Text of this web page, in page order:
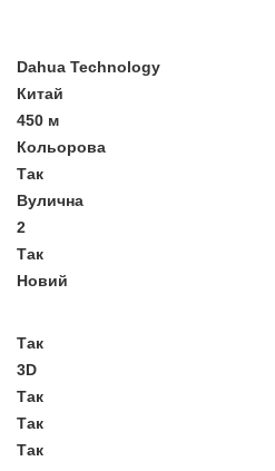
Dahua Technology
Китай
450 м
Кольорова
Так
Вулична
2
Так
Новий
Так
3D
Так
Так
Так